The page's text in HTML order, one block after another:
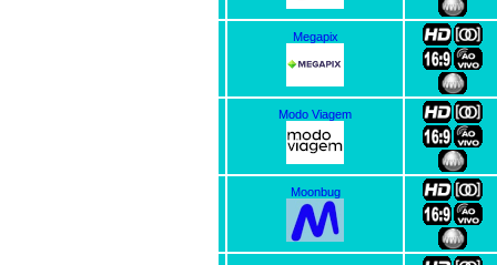
Megapix
Modo Viagem
Moonbug